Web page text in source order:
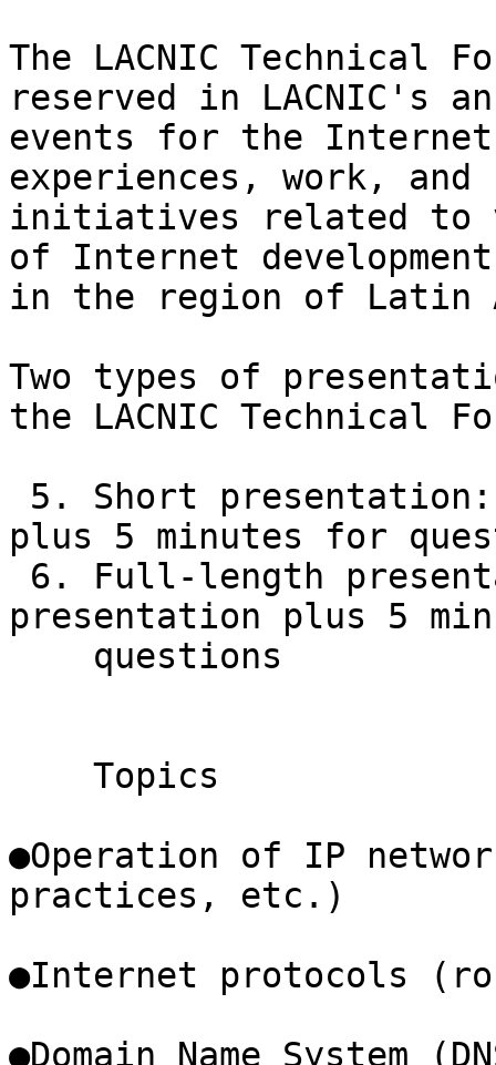
The LACNIC Technical
reserved in LACNIC's
events for the
experiences, work, and
initiatives related to
of Internet
in the region of Latin
Two types of
the LACNIC Technical
plus 5 minutes for
presentation plus 5
●Operation of IP
practices, etc.)
●Internet protocols
●Domain Name System